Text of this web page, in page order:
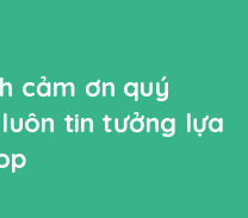
cảm ơn quý
tin tưởng lựa